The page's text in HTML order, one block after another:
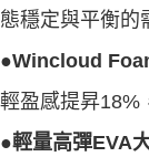
態穩定與平衡的
●Wincloud
輕盈感提昇18%
●輕量高彈EVA